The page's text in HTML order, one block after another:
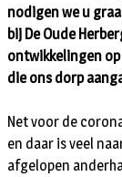
nodigen we u
bij De Oude
ontwikkelingen op
die ons dorp
Net voor de
en daar is veel
afgelopen